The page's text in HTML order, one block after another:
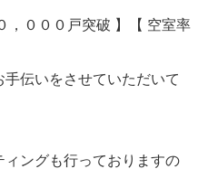
，０００戸突破 】【 空室率
伝いをさせていただいて
ングも行っておりますの